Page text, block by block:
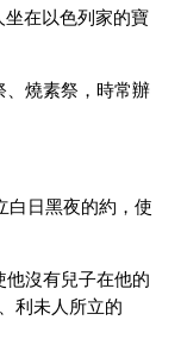
坐在以色列家的寶
、燒素祭，時常辦
白日黑夜的約，使
沒有兒子在他的
利未人所立的